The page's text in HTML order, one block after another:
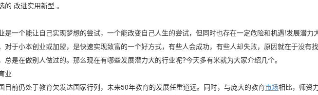
的 改进实用新型 。
是一个能让自己实现梦想的尝试，一个能改变自己人生的尝试，但同时也存在一定危险和机遇!发展潜力
对于小本创业或加盟，是快速实现致富的一个好方式，有些人会成功，有些人却失败，原因就在于没有
总是在做别人做过的。那么现在有哪些发展潜力大的行业呢?今天多有米就为大家介绍几个。
业
目前仍处于教育欠发达国家行列，未来50年教育的发展任重道远。同时，与庞大的教育市场相比，师资